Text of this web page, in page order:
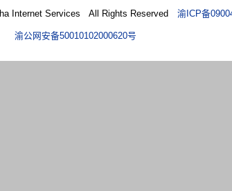
Internet Services All Rights Reserved渝ICP备
渝公网安备50010102000620号